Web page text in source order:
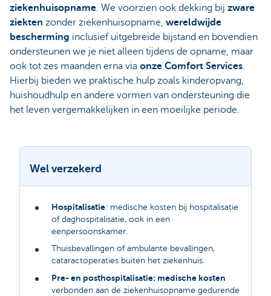
ziekenhuisopname. We voorzien ook dekking bij zware
ziekten zonder ziekenhuisopname, wereldwijde
bescherming inclusief uitgebreide bijstand en bovendien
ondersteunen we je niet alleen tijdens de opname, maar
ook tot zes maanden erna via onze Comfort Services.
Hierbij bieden we praktische hulp zoals kinderopvang,
huishoudhulp en andere vormen van ondersteuning die
het leven vergemakkelijken in een moeilijke periode.
Wel verzekerd
Hospitalisatie: medische kosten bij hospitalisatie
of daghospitalisatie, ook in een
eenpersoonskamer.
Thuisbevallingen of ambulante bevallingen,
cataractoperaties buiten het ziekenhuis.
Pre- en posthospitalisatie: medische kosten
verbonden aan de ziekenhuisopname gedurende